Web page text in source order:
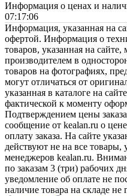
Информация о ценах и
07:17:06
Информация, указанная на
офертой. Информация о
товаров, указанная на
производителем в
товаров на фотографиях,
могут отличаться от
указанная в каталоге на
фактической к моменту
Подтверждением цены
сообщение от kealan.ru о
оплату заказа. На сайте
действуют не на все
менеджеров kealan.ru.
по заказам 3 (три) рабочих
уведомление об оплате не
наличие товара на складе не